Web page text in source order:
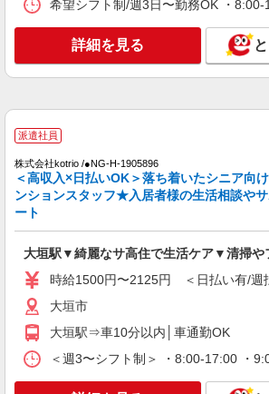
大垣市
キープ
時給1500円〜2125円
通費全支給(ガソリン代含む
大垣市
キープ
派遣社員
株式会社kotrio /●NG-H-2030710
毎日通うのが楽しみにな
しいサ高住のSTAFF
時給1500円〜2125円
通費全支給(ガソリン代含む
希望シフト制/週3日〜勤務OK ・
詳細を見る
派遣社員
株式会社kotrio /●NG-H-1905896
＜高収入×日払いOK＞落ち着いたシニア向
ンションスタッフ★入居者様の生活相談や
ート
大垣駅▼綺麗なサ高住で生活ケア▼清掃や
時給1500円〜2125円 ＜日払い有/週
大垣市
大垣駅⇒車10分以内│車通勤OK
＜週3〜シフト制＞ ・8:00-17:00